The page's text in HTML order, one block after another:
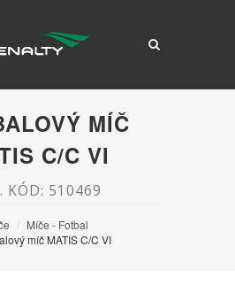
MÍČ
C/C VI
KÓD: 510469
Míče - Fotbal
míč MATIS C/C VI